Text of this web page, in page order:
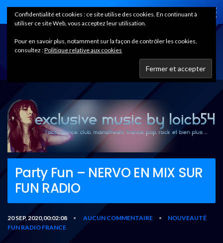
Home
Party Fun – NERVO EN MIX SUR
FUN RADIO
20 SEP, 2020,00:02:08 • AUCUN COMMENTAIRE •
NOUVEAUTÉ
FUN RADIO FRANCE
Confidentialité et cookies : ce site utilise des cookies. En continuant à
utiliser ce site Web, vous acceptez leur utilisation.
Pour en savoir plus, notamment sur la façon de contrôler les cookies,
consultez :Politique relative aux cookies